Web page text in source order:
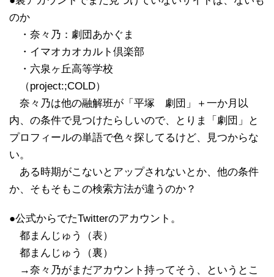
のか
・奈々乃：劇団あかぐま
・イマオカオカルト倶楽部
・六泉ヶ丘高等学校
（project:;COLD）
奈々乃は他の融解班が「平塚 劇団」＋一か月以
内、の条件で見つけたらしいので、とりま「劇団」と
プロフィールの単語で色々探してるけど、見つからな
い。
ある時期がこないとアップされないとか、他の条件
か、そもそもこの検索方法が違うのか？
●公式からでたTwitterのアカウント。
都まんじゅう（表）
都まんじゅう（裏）
→奈々乃がまだアカウント持ってそう、というとこ